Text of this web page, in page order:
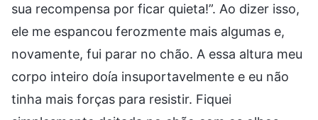
sua recompensa por ficar quieta!”. Ao dizer isso,
ele me espancou ferozmente mais algumas e,
novamente, fui parar no chão. A essa altura meu
corpo inteiro doía insuportavelmente e eu não
tinha mais forças para resistir. Fiquei